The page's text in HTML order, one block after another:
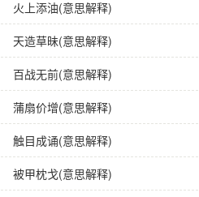
英语 a floating family and a drifting
字义分解
fàn
泛
jiā jia jie
家
fú
浮
zhái
火上添油(意思解释)
天造草昧(意思解释)
百战无前(意思解释)
蒲扇价增(意思解释)
触目成诵(意思解释)
被甲枕戈(意思解释)